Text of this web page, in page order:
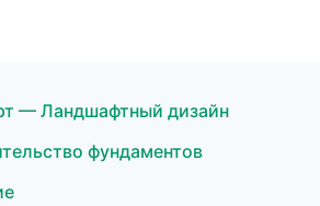
— Ландшафтный дизайн
фундаментов